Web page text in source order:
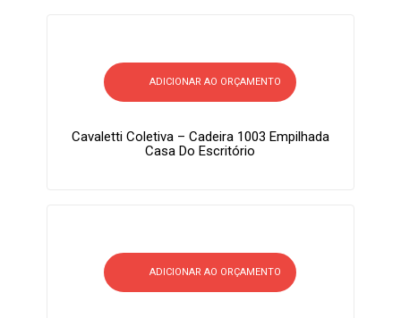
ADICIONAR AO ORÇAMENTO
Cavaletti Coletiva – Cadeira 1003 Empilhada
Casa Do Escritório
ADICIONAR AO ORÇAMENTO